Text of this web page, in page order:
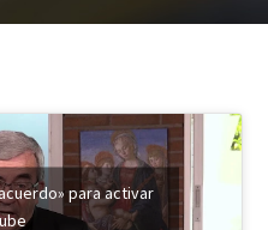
para activar